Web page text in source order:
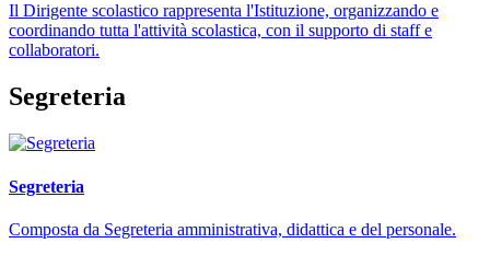
Il Dirigente scolastico rappresenta l'Istituzione, organizzando e
coordinando tutta l'attività scolastica, con il supporto di staff e
collaboratori.
Segreteria
Segreteria
Composta da Segreteria amministrativa, didattica e del personale.